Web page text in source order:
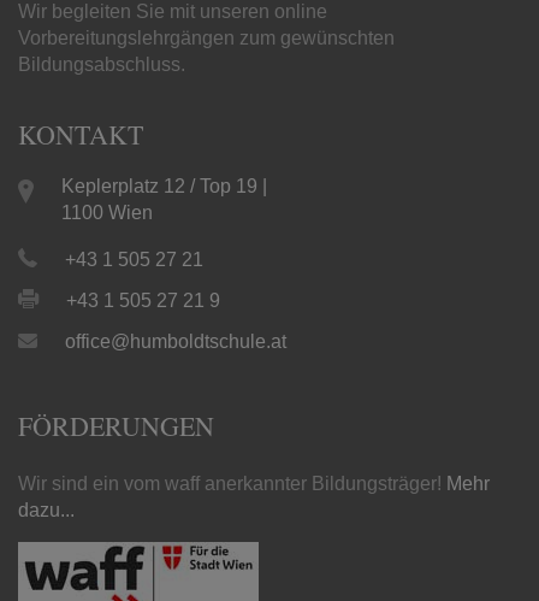
Wir begleiten Sie mit unseren online
Vorbereitungslehrgängen zum gewünschten
Bildungsabschluss.
KONTAKT
Keplerplatz 12 / Top 19 |
1100 Wien
+43 1 505 27 21
+43 1 505 27 21 9
office@humboldtschule.at
FÖRDERUNGEN
Wir sind ein vom waff anerkannter Bildungsträger! Mehr
dazu...